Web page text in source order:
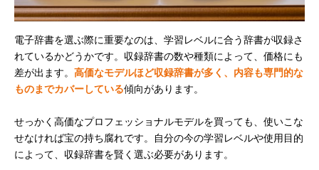
電子辞書を選ぶ際に重要なのは、学習レベルに合う辞書が収録さ
れているかどうかです。収録辞書の数や種類によって、価格にも
差が出ます。 高価なモデルほど収録辞書が多く、内容も専門的な
ものまでカバーしている傾向があります。
せっかく高価なプロフェッショナルモデルを買っても、使いこな
せなければ宝の持ち腐れです。自分の今の学習レベルや使用目的
によって、収録辞書を賢く選ぶ必要があります。